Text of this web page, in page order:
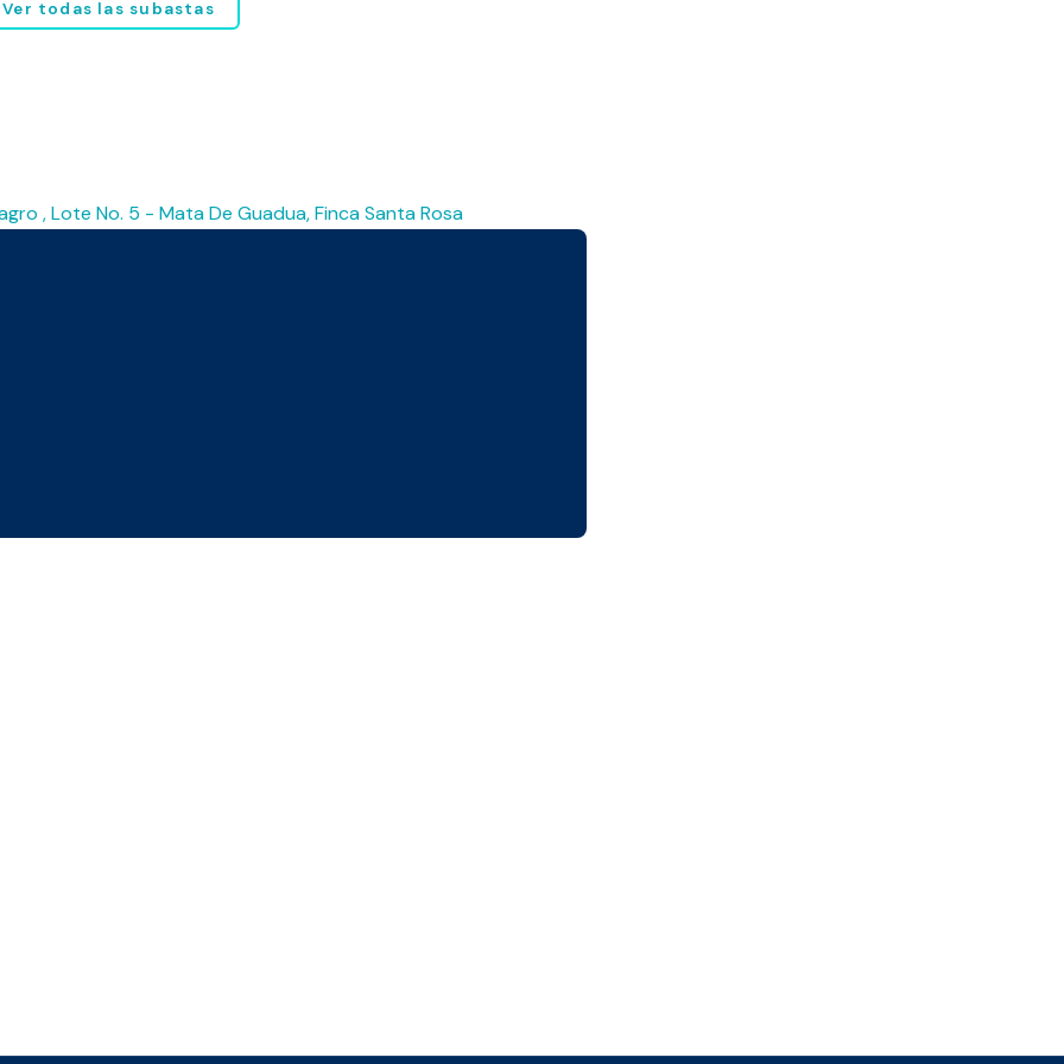
Ver todas las subastas
, Lote No. 5 - Mata De Guadua, Finca Santa Rosa